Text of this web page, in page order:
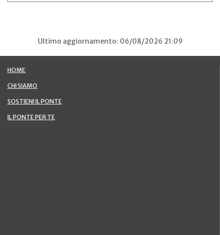
Ultimo aggiornamento: 06/08/2026 21:09
HOME
CHI SIAMO
SOSTIENI IL PONTE
IL PONTE PER TE